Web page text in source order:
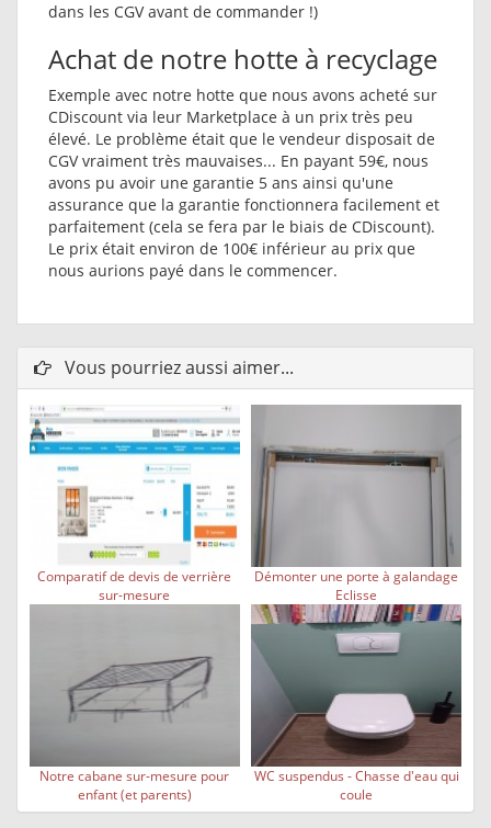
dans les CGV avant de commander !)
Achat de notre hotte à recyclage
Exemple avec notre hotte que nous avons acheté sur
CDiscount via leur Marketplace à un prix très peu
élevé. Le problème était que le vendeur disposait de
CGV vraiment très mauvaises... En payant 59€, nous
avons pu avoir une garantie 5 ans ainsi qu'une
assurance que la garantie fonctionnera facilement et
parfaitement (cela se fera par le biais de CDiscount).
Le prix était environ de 100€ inférieur au prix que
nous aurions payé dans le commencer.
Vous pourriez aussi aimer...
Comparatif de devis de verrière
sur-mesure
Démonter une porte à galandage
Eclisse
Notre cabane sur-mesure pour
enfant (et parents)
WC suspendus - Chasse d'eau qui
coule